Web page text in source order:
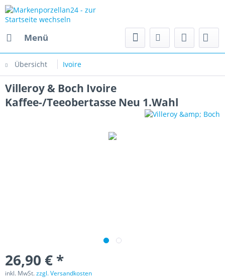
Menü
Übersicht Ivoire
Villeroy & Boch Ivoire
Kaffee-/Teeobertasse Neu 1.Wahl
26,90 € *
inkl. MwSt.zzgl. Versandkosten